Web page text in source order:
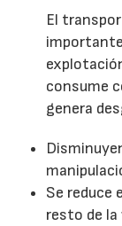
El
consume
genera
Se reduce
resto de